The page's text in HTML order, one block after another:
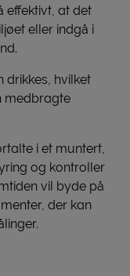
effektivt, at det
eller indgå i
drikkes, hvilket
medbragte
i et muntert,
og kontroller
vil byde på
der kan